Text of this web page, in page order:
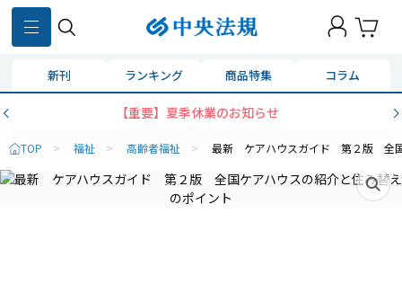
新刊 ランキング 商品特集 コラム
【重要】夏季休業のお知らせ
TOP > 福祉 > 高齢者福祉 > 最新 ケアハウスガイド 第２版 全国